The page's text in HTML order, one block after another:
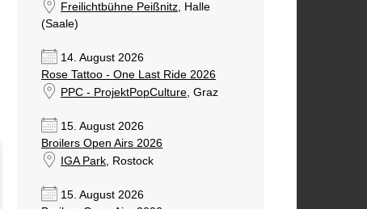
Freilichtbühne Peißnitz, Halle
(Saale)
14. August 2026
Rose Tattoo - One Last Ride 2026
PPC - ProjektPopCulture, Graz
15. August 2026
Broilers Open Airs 2026
IGA Park, Rostock
15. August 2026